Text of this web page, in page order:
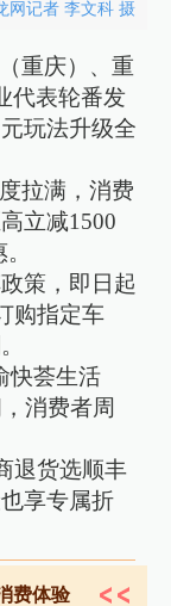
网记者 李文科 摄
重庆）、重
代表轮番发
玩法升级全
拉满，消费
立减1500
策，即日起
购指定车
快荟生活
消费者周
退货选顺丰
享专属折
费体验